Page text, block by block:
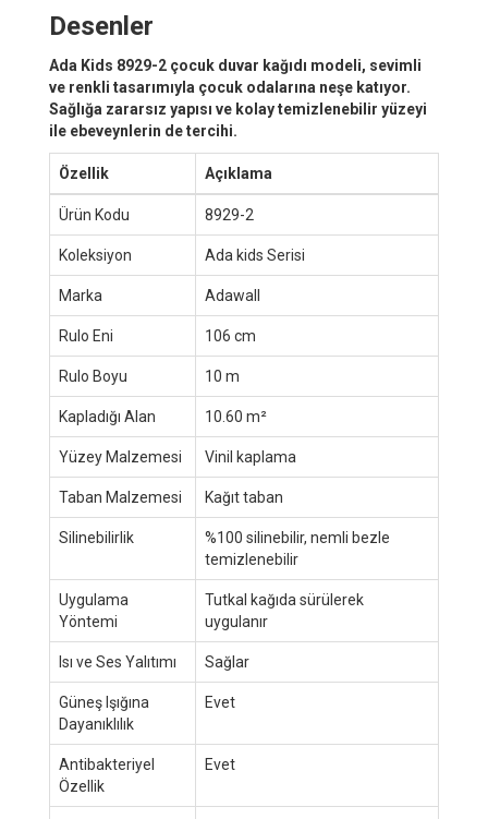
Desenler
Ada Kids 8929-2 çocuk duvar kağıdı modeli, sevimli
ve renkli tasarımıyla çocuk odalarına neşe katıyor.
Sağlığa zararsız yapısı ve kolay temizlenebilir yüzeyi
ile ebeveynlerin de tercihi.
Özellik Açıklama
Ürün Kodu 8929-2
Koleksiyon Ada kids Serisi
Marka Adawall
Rulo Eni 106 cm
Rulo Boyu 10 m
Kapladığı Alan 10.60 m²
Yüzey Malzemesi Vinil kaplama
Taban Malzemesi Kağıt taban
Silinebilirlik
%100 silinebilir, nemli bezle
temizlenebilir
Uygulama
Yöntemi
Tutkal kağıda sürülerek
uygulanır
Isı ve Ses Yalıtımı Sağlar
Güneş Işığına
Dayanıklılık
Evet
Antibakteriyel
Özellik
Evet